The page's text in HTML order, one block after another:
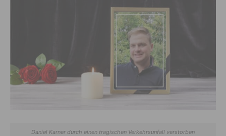
Daniel Karner durch einen tragischen Verkehrsunfall verstorben